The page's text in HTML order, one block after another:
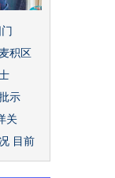
积区
示
关
目前